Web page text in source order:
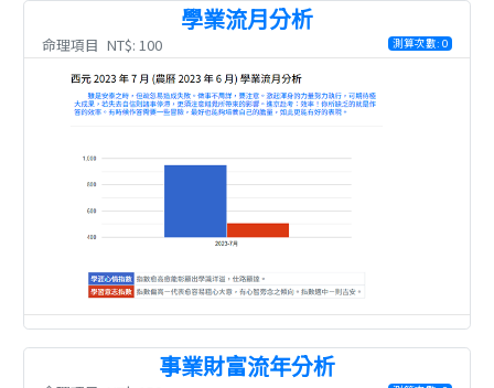
學業流月分析
命理項目 測算次數: 0
NT$: 100
事業財富流年分析